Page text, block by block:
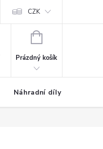
CZK
NÁKUPNÍ
Prázdný košík
Náhradní díly